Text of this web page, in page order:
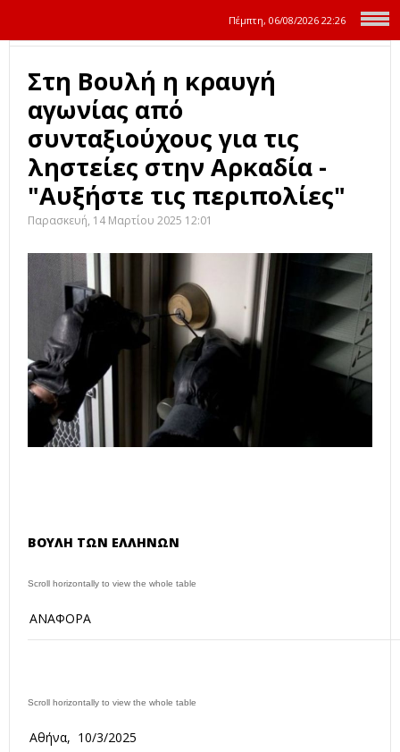
Πέμπτη, 06/08/2026 22:26
Στη Βουλή η κραυγή
αγωνίας από
συνταξιούχους για τις
ληστείες στην Αρκαδία -
"Αυξήστε τις περιπολίες"
Παρασκευή, 14 Μαρτίου 2025 12:01
ΒΟΥΛΗ ΤΩΝ ΕΛΛΗΝΩΝ
ΑΝΑΦΟΡΑ
Αθήνα, 10/3/2025